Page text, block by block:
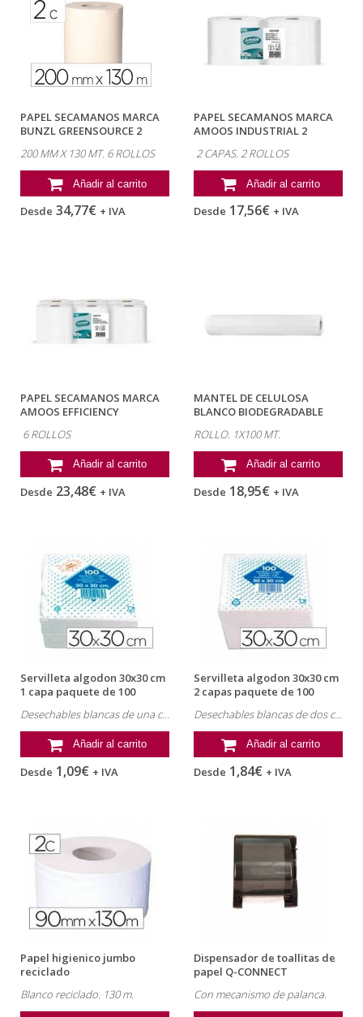
PAPEL SECAMANOS MARCA
BUNZL GREENSOURCE 2
200 MM X 130 MT. 6 ROLLOS
Añadir al carrito
Desde 34,77€ + IVA
PAPEL SECAMANOS MARCA
AMOOS INDUSTRIAL 2
2 CAPAS. 2 ROLLOS
Añadir al carrito
Desde 17,56€ + IVA
PAPEL SECAMANOS MARCA
AMOOS EFFICIENCY
6 ROLLOS
Añadir al carrito
Desde 23,48€ + IVA
MANTEL DE CELULOSA
BLANCO BIODEGRADABLE
ROLLO. 1X100 MT.
Añadir al carrito
Desde 18,95€ + IVA
Servilleta algodon 30x30 cm
1 capa paquete de 100
Desechables blancas de una capa.
Añadir al carrito
Desde 1,09€ + IVA
Servilleta algodon 30x30 cm
2 capas paquete de 100
Desechables blancas de dos capas .
Añadir al carrito
Desde 1,84€ + IVA
Papel higienico jumbo
reciclado
Blanco reciclado. 130 m.
Dispensador de toallitas de
papel Q-CONNECT
Con mecanismo de palanca.